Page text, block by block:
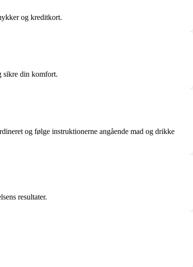
og kreditkort.
sikre din komfort.
og følge instruktionerne angående mad og drikke
resultater.